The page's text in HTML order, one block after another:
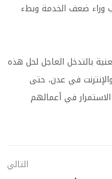
وراء ضعف الخدمة وبطء
بالتدخل العاجل لحل هذه
في عدن، حتى
في أعمالهم
التالي